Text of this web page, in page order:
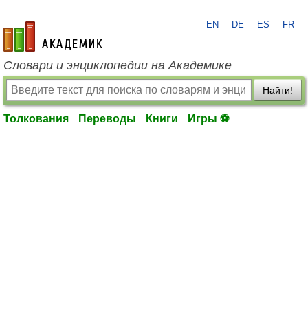
academic.ru
EN DE ES FR
Словари и энциклопедии на Академике
Найти!
Толкования Переводы Книги Игры ⚽